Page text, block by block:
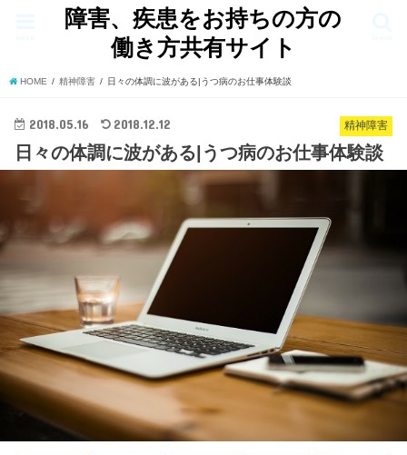
障害、疾患をお持ちの方の
働き方共有サイト
HOME 精神障害 日々の体調に波がある|うつ病のお仕事体験談
精神障害
2018.05.16 2018.12.12
日々の体調に波がある|うつ病のお仕事体験談